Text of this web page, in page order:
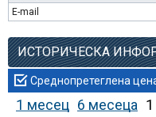
E-mail
Среднопретеглена
1 месец 6 месеца